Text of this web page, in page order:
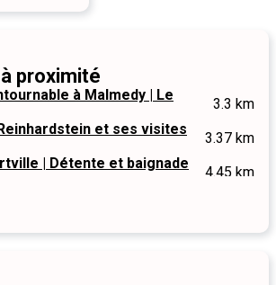
proximité
à Malmedy | Le
3.3 km
et ses visites
3.37 km
| Détente et baignade
4.45 km